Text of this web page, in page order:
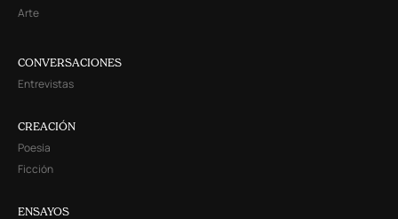
Arte
CONVERSACIONES
Entrevistas
CREACIÓN
Poesía
Ficción
ENSAYOS